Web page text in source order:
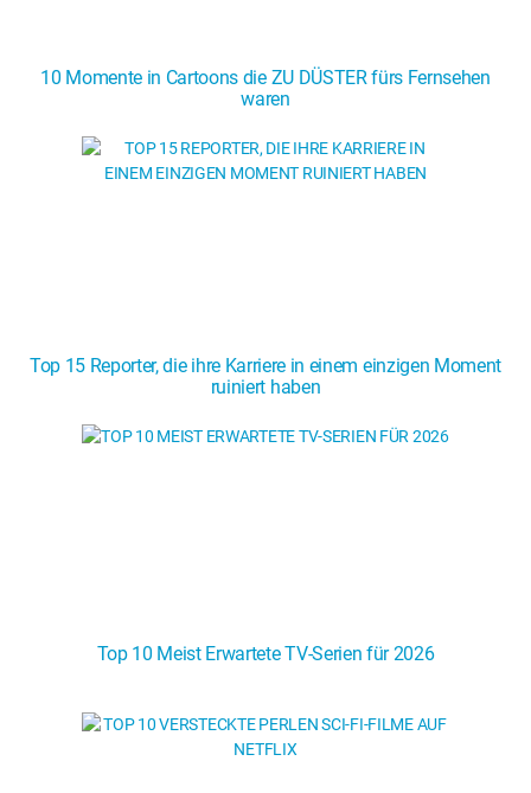
10 Momente in Cartoons die ZU DÜSTER fürs Fernsehen
waren
Top 15 Reporter, die ihre Karriere in einem einzigen Moment
ruiniert haben
Top 10 Meist Erwartete TV-Serien für 2026